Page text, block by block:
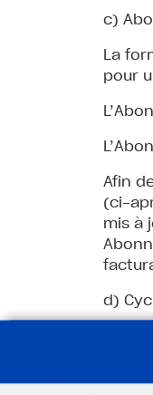
c)
La
pour
Afin
(ci-
mis à
d)
Le